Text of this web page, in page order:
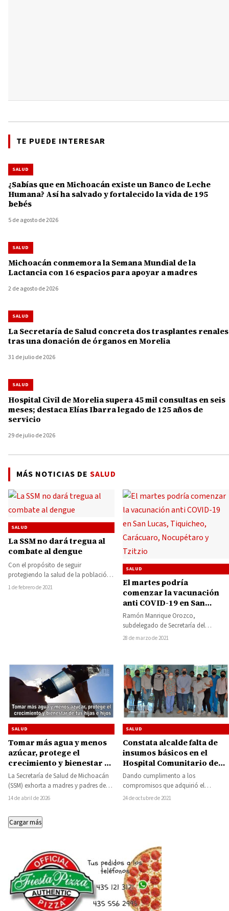
TE PUEDE INTERESAR
SALUD
¿Sabías que en Michoacán existe un Banco de Leche
Humana? Así ha salvado y fortalecido la vida de 195
bebés
5 de agosto de 2026
SALUD
Michoacán conmemora la Semana Mundial de la
Lactancia con 16 espacios para apoyar a madres
2 de agosto de 2026
SALUD
La Secretaría de Salud concreta dos trasplantes renales
tras una donación de órganos en Morelia
31 de julio de 2026
SALUD
Hospital Civil de Morelia supera 45 mil consultas en seis
meses; destaca Elías Ibarra legado de 125 años de
servicio
29 de julio de 2026
MÁS NOTICIAS DE SALUD
SALUD
La SSM no dará tregua al
combate al dengue
Con el propósito de seguir
protegiendo la salud de la población
contra las enfermedades transmitidas
1 de febrero de 2021
SALUD
El martes podría
comenzar la vacunación
anti COVID-19 en San
Lucas, Tiquicheo,
Carácuaro, Nocupétaro y
Tzitzio
Ramón Manrique Orozco,
subdelegado de Secretaría del
Bienestar en Michoacán en la región
28 de marzo de 2021
SALUD
Tomar más agua y menos
azúcar, protege el
crecimiento y bienestar de
tus hijas e hijos
La Secretaría de Salud de Michoacán
(SSM) exhorta a madres y padres de
familia a priorizar la salud…
14 de abril de 2026
SALUD
Constata alcalde falta de
insumos básicos en el
Hospital Comunitario de
Carácuaro-Nocupétaro,
compromete apoyos
Dando cumplimento a los
compromisos que adquirió el
presidente de Carácuaro, Reynaldo
24 de octubre de 2021
Cargar más